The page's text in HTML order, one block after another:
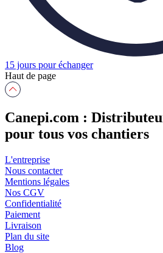
15 jours pour échanger
Haut de page
Canepi.com :
pour tous vos chantiers
L'entreprise
Nous contacter
Mentions légales
Nos CGV
Confidentialité
Paiement
Livraison
Plan du site
Blog